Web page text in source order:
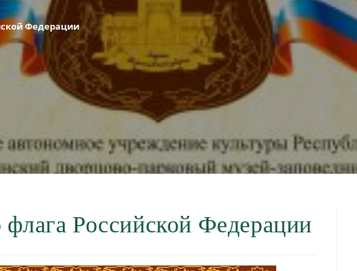
Федерации
Российской Федерации